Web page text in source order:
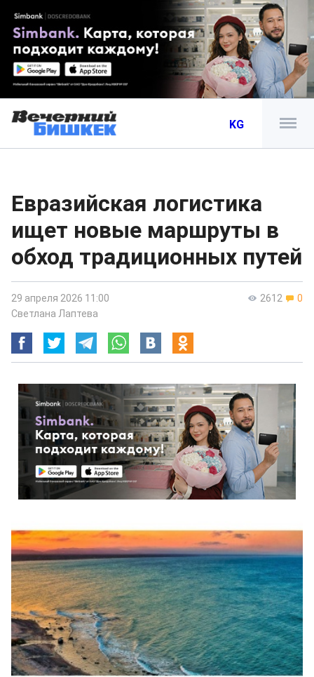
KG
Евразийская логистика
ищет новые маршруты в
обход традиционных путей
2612 0
29 апреля 2026 11:00
Светлана Лаптева